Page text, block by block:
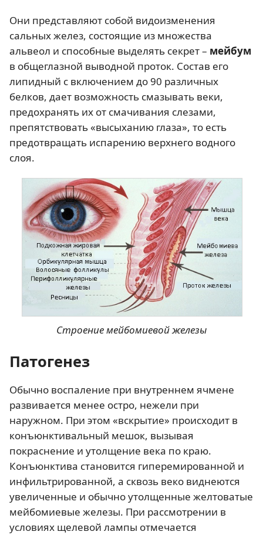
Они представляют собой видоизменения
сальных желез, состоящие из множества
альвеол и способные выделять секрет – мейбум
в общеглазной выводной проток. Состав его
липидный с включением до 90 различных
белков, дает возможность смазывать веки,
предохранять их от смачивания слезами,
препятствовать «высыханию глаза», то есть
предотвращать испарению верхнего водного
слоя.
Строение мейбомиевой железы
Патогенез
Обычно воспаление при внутреннем ячмене
развивается менее остро, нежели при
наружном. При этом «вскрытие» происходит в
конъюнктивальный мешок, вызывая
покраснение и утолщение века по краю.
Конъюнктива становится гиперемированной и
инфильтрированной, а сквозь веко виднеются
увеличенные и обычно утолщенные желтоватые
мейбомиевые железы. При рассмотрении в
условиях щелевой лампы отмечается